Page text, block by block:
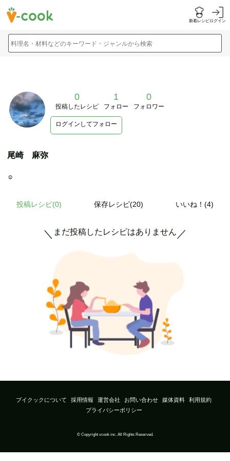
新着レシピログイン
料理名・材料などのキーワード・ジャンルから検索
0
投稿したレシピ
1
フォロー
0
フォロワー
ログインしてフォロー
尾崎 麻弥
☺︎
投稿レシピ(0) 保存レシピ(20) いいね！(4)
＼ まだ投稿したレシピはありません ／
ブイクックについて 採用情報 運営会社 お問い合わせ 媒体資料
利用規約
プライバシーポリシー
© Copyright vcook inc. All Rights Reserved.